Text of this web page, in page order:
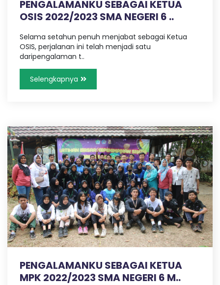
PENGALAMANKU SEBAGAI KETUA
OSIS 2022/2023 SMA NEGERI 6 ..
Selama setahun penuh menjabat sebagai Ketua
OSIS, perjalanan ini telah menjadi satu
daripengalaman t..
Selengkapnya
PENGALAMANKU SEBAGAI KETUA
MPK 2022/2023 SMA NEGERI 6 M..